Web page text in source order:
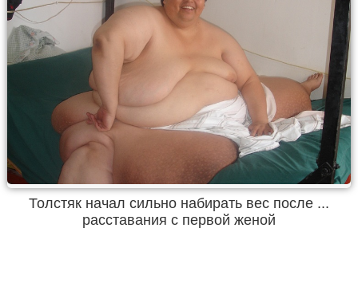
Толстяк начал сильно набирать вес после ...
расставания с первой женой